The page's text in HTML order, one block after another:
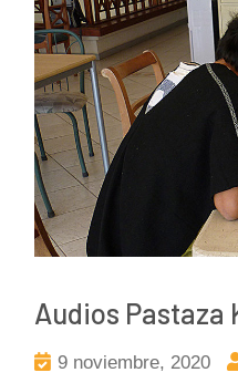
Audios Pastaza
9 noviembre, 2020